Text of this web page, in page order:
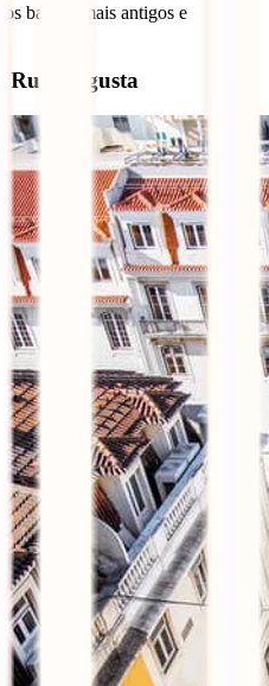
bairros mais antigos e
Rua Augusta